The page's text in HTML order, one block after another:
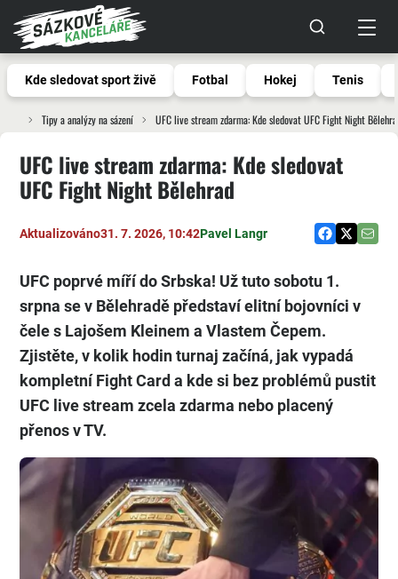
Kde sledovat sport živě Fotbal Hokej Tenis
Tipy a analýzy na sázení UFC live stream zdarma: Kde sledovat UFC Fight Night
UFC live stream zdarma: Kde sledovat
UFC Fight Night Bělehrad
Aktualizováno31. 7. 2026, 10:42Pavel Langr
UFC poprvé míří do Srbska! Už tuto sobotu 1.
srpna se v Bělehradě představí elitní bojovníci v
čele s Lajošem Kleinem a Vlastem Čepem.
Zjistěte, v kolik hodin turnaj začíná, jak vypadá
kompletní Fight Card a kde si bez problémů pustit
UFC live stream zcela zdarma nebo placený
přenos v TV.